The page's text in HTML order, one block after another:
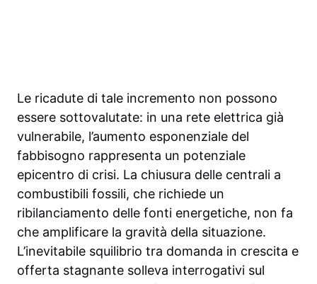
Le ricadute di tale incremento non possono
essere sottovalutate: in una rete elettrica già
vulnerabile, l’aumento esponenziale del
fabbisogno rappresenta un potenziale
epicentro di crisi. La chiusura delle centrali a
combustibili fossili, che richiede un
ribilanciamento delle fonti energetiche, non fa
che amplificare la gravità della situazione.
L’inevitabile squilibrio tra domanda in crescita e
offerta stagnante solleva interrogativi sul